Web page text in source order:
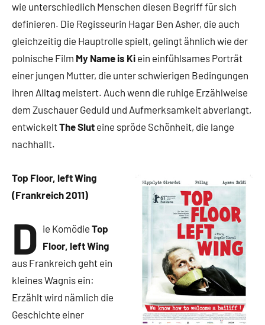
wie unterschiedlich Menschen diesen Begriff für sich
definieren. Die Regisseurin Hagar Ben Asher, die auch
gleichzeitig die Hauptrolle spielt, gelingt ähnlich wie der
polnische Film My Name is Ki ein einfühlsames Porträt
einer jungen Mutter, die unter schwierigen Bedingungen
ihren Alltag meistert. Auch wenn die ruhige Erzählweise
dem Zuschauer Geduld und Aufmerksamkeit abverlangt,
entwickeltThe Slut eine spröde Schönheit, die lange
nachhallt.
Top Floor, left Wing
(Frankreich 2011)
D ie KomödieTop
Floor, left Wing
aus Frankreich geht ein
kleines Wagnis ein:
Erzählt wird nämlich die
Geschichte einer